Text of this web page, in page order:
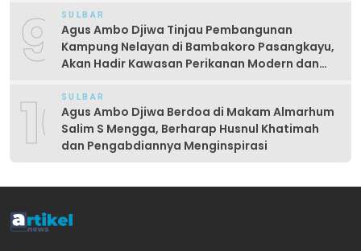
9 SULBAR
Agus Ambo Djiwa Tinjau Pembangunan
Kampung Nelayan di Bambakoro Pasangkayu,
Akan Hadir Kawasan Perikanan Modern dan
10SULBAR
Agus Ambo Djiwa Berdoa di Makam Almarhum
Salim S Mengga, Berharap Husnul Khatimah
dan Pengabdiannya Menginspirasi